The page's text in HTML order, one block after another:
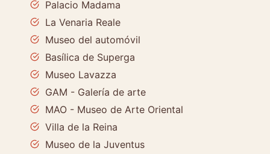
Palacio Madama
La Venaria Reale
Museo del automóvil
Basílica de Superga
Museo Lavazza
GAM - Galería de arte
MAO - Museo de Arte Oriental
Villa de la Reina
Museo de la Juventus